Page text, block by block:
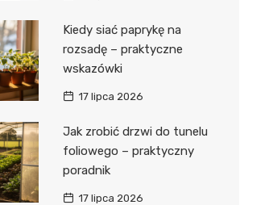
Kiedy siać paprykę na
rozsadę – praktyczne
wskazówki
17 lipca 2026
Jak zrobić drzwi do tunelu
foliowego – praktyczny
poradnik
17 lipca 2026